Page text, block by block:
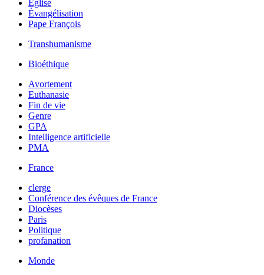
Église
Évangélisation
Pape François
Transhumanisme
Bioéthique
Avortement
Euthanasie
Fin de vie
Genre
GPA
Intelligence artificielle
PMA
France
clerge
Conférence des évêques de France
Diocèses
Paris
Politique
profanation
Monde